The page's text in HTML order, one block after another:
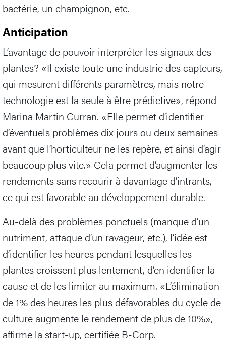
bactérie, un champignon, etc.
Anticipation
L’avantage de pouvoir interpréter les signaux des
plantes? «Il existe toute une industrie des capteurs,
qui mesurent différents paramètres, mais notre
technologie est la seule à être prédictive», répond
Marina Martin Curran. «Elle permet d’identifier
d’éventuels problèmes dix jours ou deux semaines
avant que l’horticulteur ne les repère, et ainsi d’agir
beaucoup plus vite.» Cela permet d’augmenter les
rendements sans recourir à davantage d’intrants,
ce qui est favorable au développement durable.
Au-delà des problèmes ponctuels (manque d’un
nutriment, attaque d’un ravageur, etc.), l’idée est
d’identifier les heures pendant lesquelles les
plantes croissent plus lentement, d’en identifier la
cause et de les limiter au maximum. «L’élimination
de 1% des heures les plus défavorables du cycle de
culture augmente le rendement de plus de 10%»,
affirme la start-up, certifiée B-Corp.